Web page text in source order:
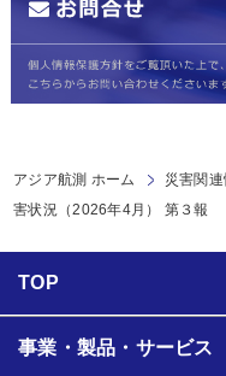
アジア航測 ホーム 災害関連
害状況（2026年4月） 第３報
TOP
事業・製品・サービス